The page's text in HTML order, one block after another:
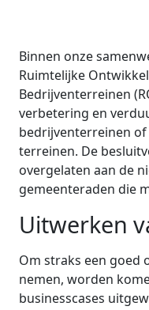
Binnen onze
Ruimtelijke
Bedrijventerreinen
verbetering en
bedrijventerreinen
terreinen. De
overgelaten aan de
gemeenteraden die
Uitwerken
Om straks een goed
nemen, worden
businesscases